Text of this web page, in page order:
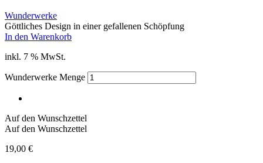
Wunderwerke
Göttliches Design in einer gefallenen Schöpfung
In den Warenkorb
inkl. 7 % MwSt.
Wunderwerke Menge
Auf den Wunschzettel
Auf den Wunschzettel
19,00 €